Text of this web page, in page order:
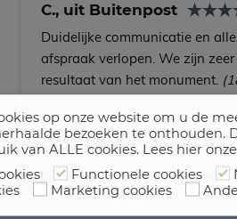
C., uit Buitenpost
Duidelijke communicatie en
afspraak verlopen. We zijn
resultaat van het monument.
Grafmonumenten
Een plek om de mooiste
op onze website om u de
bezoeken te onthouden.
van ALLE cookies. Lees hier onze
Functionele cookies
Marketing cookies